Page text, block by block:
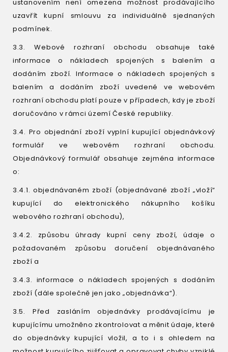
ustanovením není omezena možnost prodávajícího
uzavřít kupní smlouvu za individuálně sjednaných
podmínek.
3.3. Webové rozhraní obchodu obsahuje také
informace o nákladech spojených s balením a
dodáním zboží. Informace o nákladech spojených s
balením a dodáním zboží uvedené ve webovém
rozhraní obchodu platí pouze v případech, kdy je zboží
doručováno v rámci území České republiky.
3.4. Pro objednání zboží vyplní kupující objednávkový
formulář ve webovém rozhraní obchodu.
Objednávkový formulář obsahuje zejména informace
o:
3.4.1. objednávaném zboží (objednávané zboží „vloží“
kupující do elektronického nákupního košíku
webového rozhraní obchodu),
3.4.2. způsobu úhrady kupní ceny zboží, údaje o
požadovaném způsobu doručení objednávaného
zboží a
3.4.3. informace o nákladech spojených s dodáním
zboží (dále společně jen jako „objednávka“).
3.5. Před zasláním objednávky prodávajícímu je
kupujícímu umožněno zkontrolovat a měnit údaje, které
do objednávky kupující vložil, a to i s ohledem na